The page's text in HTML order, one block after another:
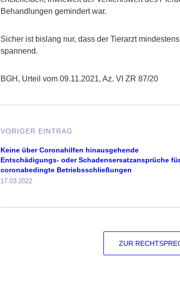
Behandlungen gemindert war.
Sicher ist bislang nur, dass der Tierarzt
spannend.
BGH, Urteil vom 09.11.2021, Az. VI ZR 87/20
VORIGER EINTRAG
Keine über Coronahilfen hinausgehende
Entschädigungs- oder Schadensersatzansprüche für
coronabedingte Betriebsschließungen
17.03.2022
ZUR